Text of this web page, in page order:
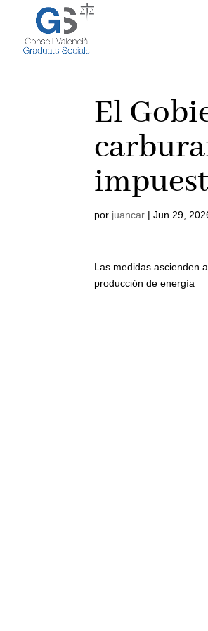
El
por juancar |Jun 29,
Las medidas ascienden
producción de energía